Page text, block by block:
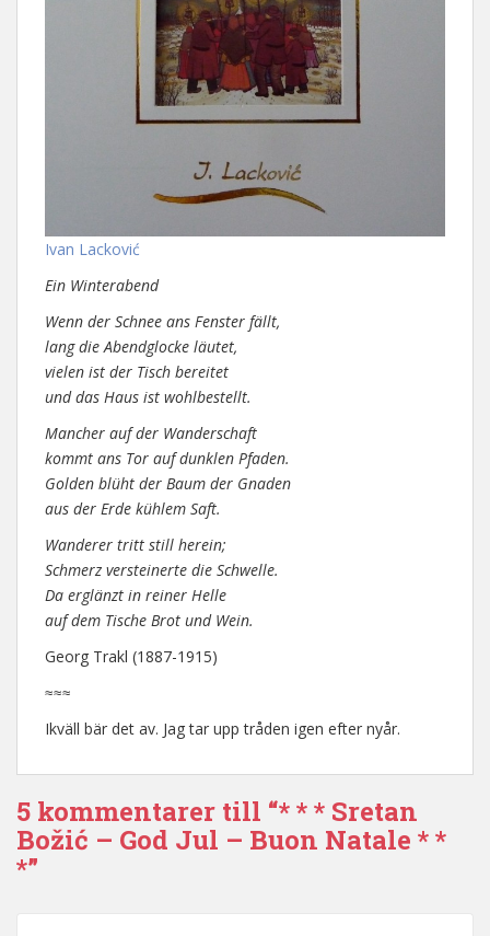
Ivan Lacković
Ein Winterabend
Wenn der Schnee ans Fenster fällt,
lang die Abendglocke läutet,
vielen ist der Tisch bereitet
und das Haus ist wohlbestellt.
Mancher auf der Wanderschaft
kommt ans Tor auf dunklen Pfaden.
Golden blüht der Baum der Gnaden
aus der Erde kühlem Saft.
Wanderer tritt still herein;
Schmerz versteinerte die Schwelle.
Da erglänzt in reiner Helle
auf dem Tische Brot und Wein.
Georg Trakl (1887-1915)
≈≈≈
Ikväll bär det av. Jag tar upp tråden igen efter nyår.
5 kommentarer till “* * * Sretan
Božić – God Jul – Buon Natale * *
*”